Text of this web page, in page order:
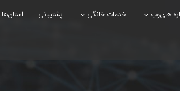
های‌وب خدمات خانگی پشتیبانی استان‌ها